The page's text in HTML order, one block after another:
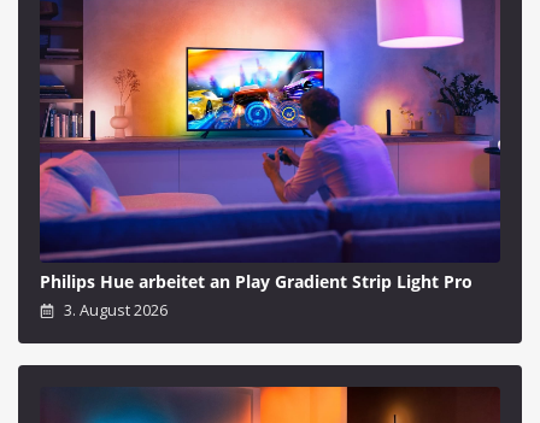
Philips Hue arbeitet an Play Gradient Strip Light Pro
3. August 2026